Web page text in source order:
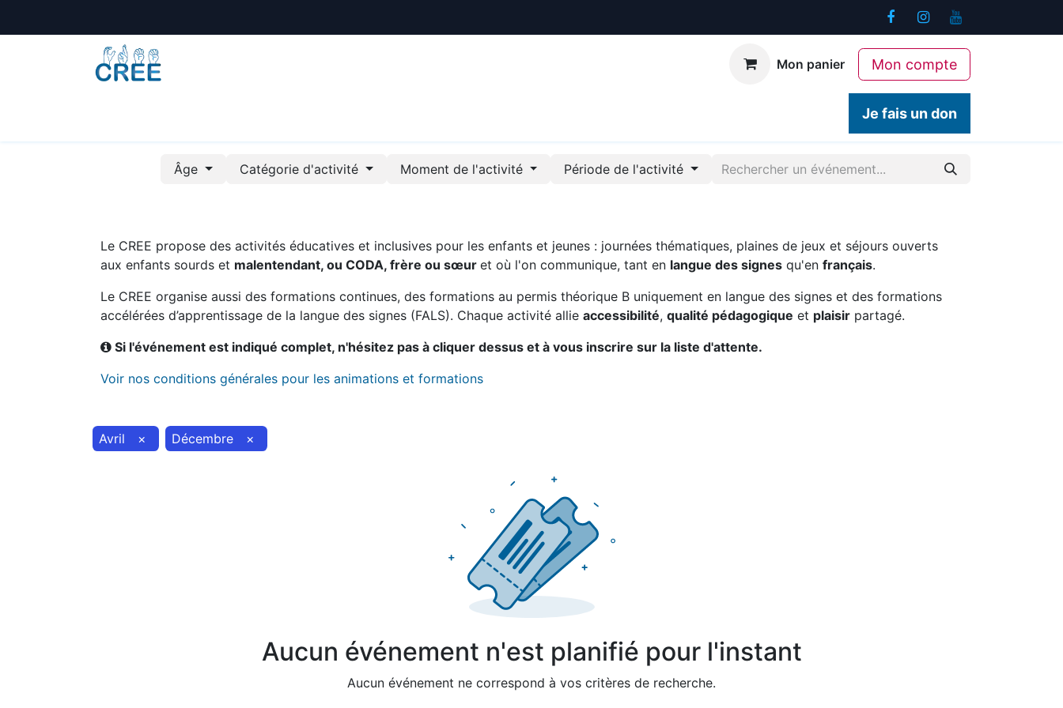
Mon panier Mon compte
Je fais un don
Âge Catégorie d'activité Moment de l'activité Période de l'activité
Le CREE propose des activités éducatives et inclusives pour les enfants et jeunes : journées thématiques, plaines de jeux et séjours ouverts
aux enfants sourds et malentendant, ou CODA, frère ou sœur et où l'on communique, tant en langue des signes qu'en français.
Le CREE organise aussi des formations continues, des formations au permis théorique B uniquement en langue des signes et des formations
accélérées d’apprentissage de la langue des signes (FALS). Chaque activité allie accessibilité, qualité pédagogique et plaisir partagé.
Si l'événement est indiqué complet, n'hésitez pas à cliquer dessus et à vous inscrire sur la liste d'attente.
Voir nos conditions générales pour les animations et formations
Avril × Décembre ×
Aucun événement n'est planifié pour l'instant
Aucun événement ne correspond à vos critères de recherche.